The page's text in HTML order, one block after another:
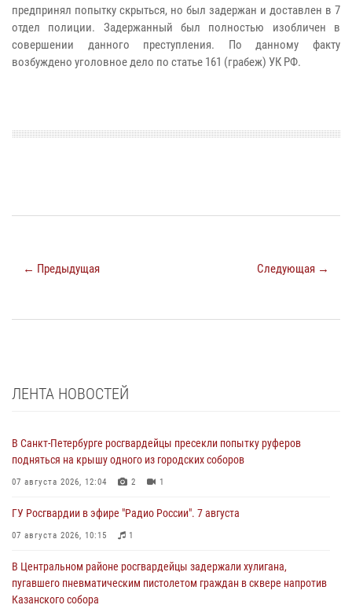
предпринял попытку скрыться, но был задержан и доставлен в 7
отдел полиции. Задержанный был полностью изобличен в
совершении данного преступления. По данному факту
возбуждено уголовное дело по статье 161 (грабеж) УК РФ.
← Предыдущая Следующая →
ЛЕНТА НОВОСТЕЙ
В Санкт-Петербурге росгвардейцы пресекли попытку руферов
подняться на крышу одного из городских соборов
07 августа 2026, 12:04 2 1
ГУ Росгвардии в эфире "Радио России". 7 августа
07 августа 2026, 10:15 1
В Центральном районе росгвардейцы задержали хулигана,
пугавшего пневматическим пистолетом граждан в сквере напротив
Казанского собора